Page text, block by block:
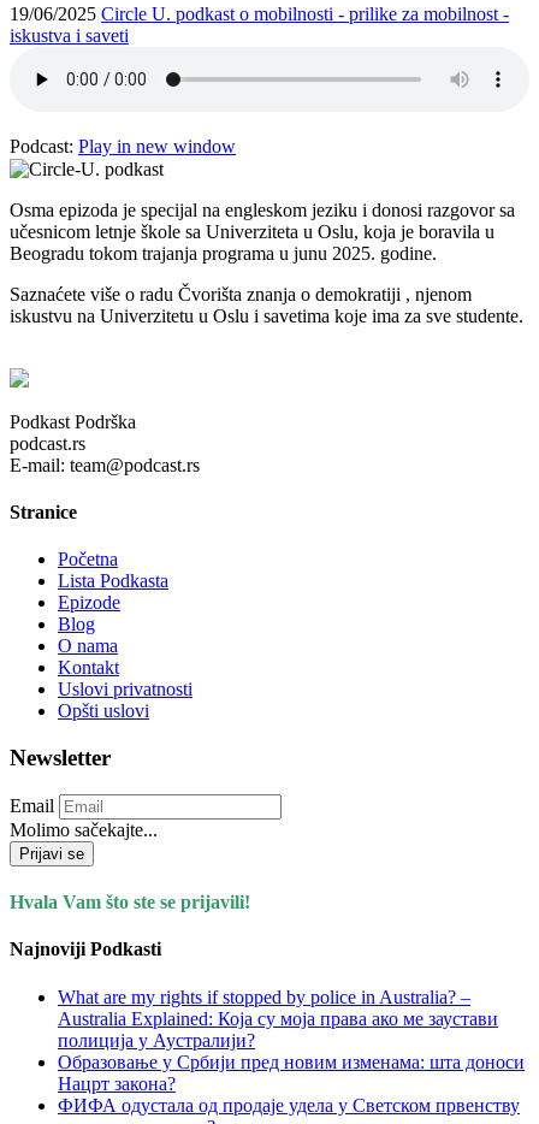
19/06/2025 Circle U. podkast o mobilnosti - prilike za mobilnost -
iskustva i saveti
Podcast: Play in new window
Osma epizoda je specijal na engleskom jeziku i donosi razgovor sa
učesnicom letnje škole sa Univerziteta u Oslu, koja je boravila u
Beogradu tokom trajanja programa u junu 2025. godine.
Saznaćete više o radu Čvorišta znanja o demokratiji , njenom
iskustvu na Univerzitetu u Oslu i savetima koje ima za sve studente.
Podkast Podrška
podcast.rs
E-mail: team@podcast.rs
Stranice
Početna
Lista Podkasta
Epizode
Blog
O nama
Kontakt
Uslovi privatnosti
Opšti uslovi
Newsletter
Email
Molimo sačekajte...
Prijavi se
Hvala Vam što ste se prijavili!
Najnoviji Podkasti
What are my rights if stopped by police in Australia? –
Australia Explained: Која су моја права ако ме заустави
полиција у Аустралији?
Образовање у Србији пред новим изменама: шта доноси
Нацрт закона?
ФИФА одустала од продаје удела у Светском првенству